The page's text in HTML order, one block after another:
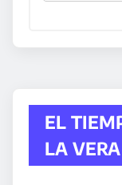
EL
LA VERA